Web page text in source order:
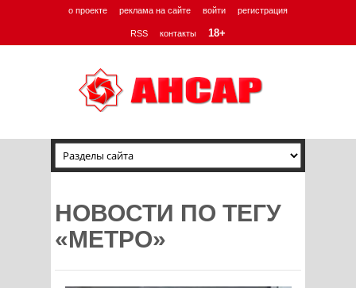
о проекте реклама на сайте войти регистрация
RSS контакты 18+
НОВОСТИ ПО ТЕГУ
«МЕТРО»